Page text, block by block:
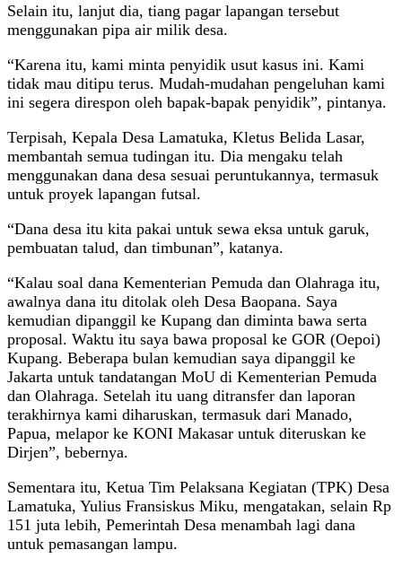
Selain itu, lanjut dia, tiang pagar lapangan tersebut
menggunakan pipa air milik desa.
“Karena itu, kami minta penyidik usut kasus ini. Kami
tidak mau ditipu terus. Mudah-mudahan pengeluhan kami
ini segera direspon oleh bapak-bapak penyidik”, pintanya.
Terpisah, Kepala Desa Lamatuka, Kletus Belida Lasar,
membantah semua tudingan itu. Dia mengaku telah
menggunakan dana desa sesuai peruntukannya, termasuk
untuk proyek lapangan futsal.
“Dana desa itu kita pakai untuk sewa eksa untuk garuk,
pembuatan talud, dan timbunan”, katanya.
“Kalau soal dana Kementerian Pemuda dan Olahraga itu,
awalnya dana itu ditolak oleh Desa Baopana. Saya
kemudian dipanggil ke Kupang dan diminta bawa serta
proposal. Waktu itu saya bawa proposal ke GOR (Oepoi)
Kupang. Beberapa bulan kemudian saya dipanggil ke
Jakarta untuk tandatangan MoU di Kementerian Pemuda
dan Olahraga. Setelah itu uang ditransfer dan laporan
terakhirnya kami diharuskan, termasuk dari Manado,
Papua, melapor ke KONI Makasar untuk diteruskan ke
Dirjen”, bebernya.
Sementara itu, Ketua Tim Pelaksana Kegiatan (TPK) Desa
Lamatuka, Yulius Fransiskus Miku, mengatakan, selain Rp
151 juta lebih, Pemerintah Desa menambah lagi dana
untuk pemasangan lampu.